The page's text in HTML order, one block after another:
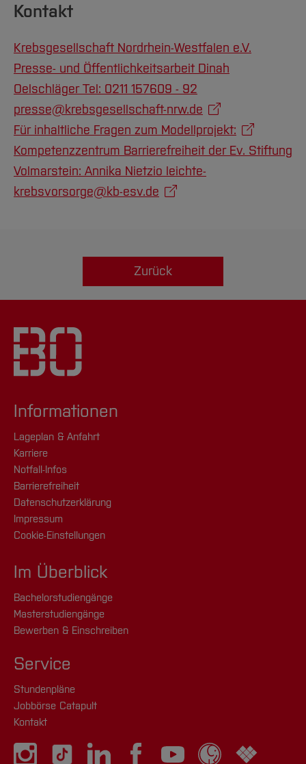
Kontakt
Krebsgesellschaft Nordrhein-Westfalen e.V.
Presse- und Öffentlichkeitsarbeit Dinah
Oelschläger Tel: 0211 157609 - 92
presse@krebsgesellschaft-nrw.de
Für inhaltliche Fragen zum Modellprojekt:
Kompetenzzentrum Barrierefreiheit der Ev. Stiftung
Volmarstein: Annika Nietzio leichte-
krebsvorsorge@kb-esv.de
Zurück
Informationen
Lageplan & Anfahrt
Karriere
Notfall-Infos
Barrierefreiheit
Datenschutzerklärung
Impressum
Cookie-Einstellungen
Im Überblick
Bachelorstudiengänge
Masterstudiengänge
Bewerben & Einschreiben
Service
Stundenpläne
Jobbörse Catapult
Kontakt